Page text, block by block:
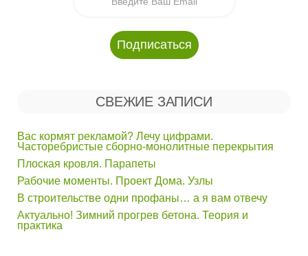
СВЕЖИЕ ЗАПИСИ
Вас кормят рекламой? Лечу цифрами.
Часторебристые сборно-монолитные перекрытия
Плоская кровля. Парапеты
Рабочие моменты. Проект Дома. Узлы
В строительстве одни профаны… а я вам отвечу
Актуально! Зимний прогрев бетона. Теория и
практика